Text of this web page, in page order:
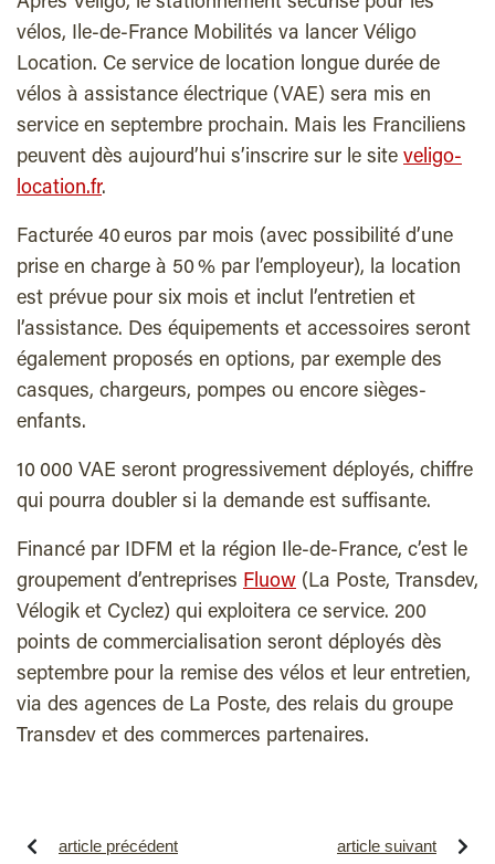
vélos, Ile-de-France Mobilités va lancer Véligo
Location. Ce service de location longue durée de
vélos à assistance électrique (VAE) sera mis en
service en septembre prochain. Mais les Franciliens
peuvent dès aujourd’hui s’inscrire sur le site veligo-
location.fr.
Facturée 40 euros par mois (avec possibilité d’une
prise en charge à 50 % par l’employeur), la location
est prévue pour six mois et inclut l’entretien et
l’assistance. Des équipements et accessoires seront
également proposés en options, par exemple des
casques, chargeurs, pompes ou encore sièges-
enfants.
10 000 VAE seront progressivement déployés, chiffre
qui pourra doubler si la demande est suffisante.
Financé par IDFM et la région Ile-de-France, c’est le
groupement d’entreprises Fluow (La Poste, Transdev,
Vélogik et Cyclez) qui exploitera ce service. 200
points de commercialisation seront déployés dès
septembre pour la remise des vélos et leur entretien,
via des agences de La Poste, des relais du groupe
Transdev et des commerces partenaires.
article précédent article suivant